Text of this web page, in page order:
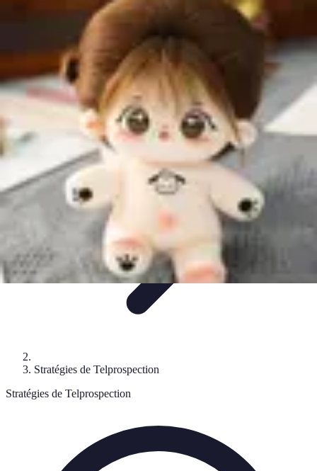
Stratégies de Telprospection
Formation et Développement
Tel Prospection
Stratégies de Telprospection
Stratégies de Telprospection